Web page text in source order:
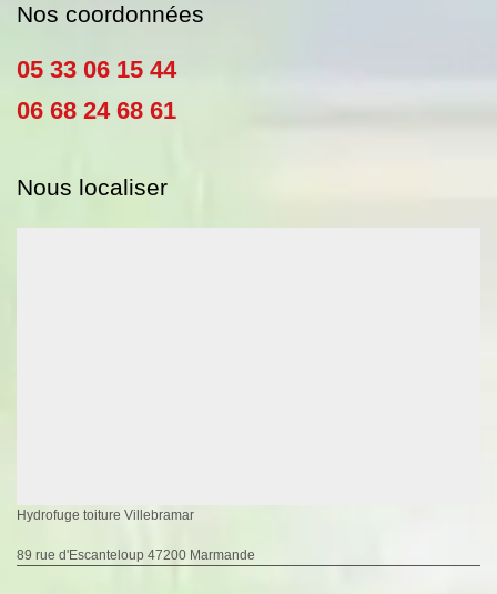
Nos coordonnées
05 33 06 15 44
06 68 24 68 61
Nous localiser
Hydrofuge toiture Villebramar
89 rue d'Escanteloup 47200 Marmande